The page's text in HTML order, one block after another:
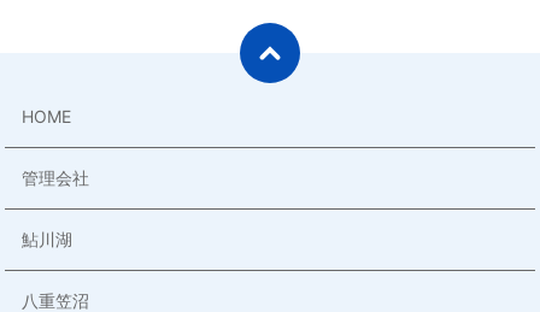
HOME
管理会社
鮎川湖
八重笠沼